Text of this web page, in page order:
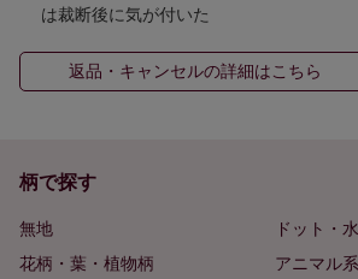
は裁断後に気が付いた
返品・キャンセルの詳細はこちら
柄で探す
無地
ドット・
花柄・葉・植物柄
アニマル